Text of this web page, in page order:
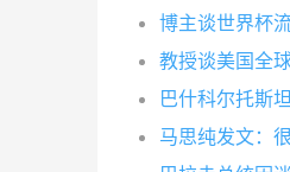
博主谈世界杯
教授谈美国全
巴什科尔托斯
马思纯发文：